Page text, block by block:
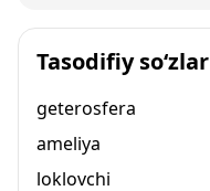
Tasodifiy so‘zlar
geterosfera
ameliya
loklovchi